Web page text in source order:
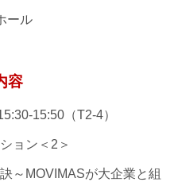
ール
容
15:50（T2-4）
ョン＜2＞
～MOVIMASが大企業と組